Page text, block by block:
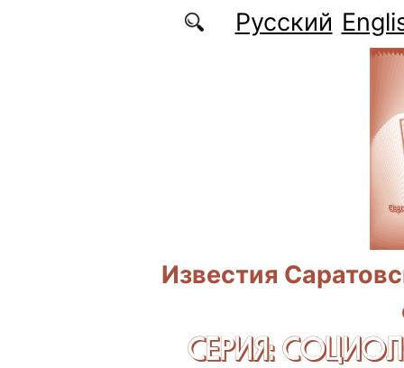
Перейти к основному содержаниюРусский
Известия
СЕРИЯ: